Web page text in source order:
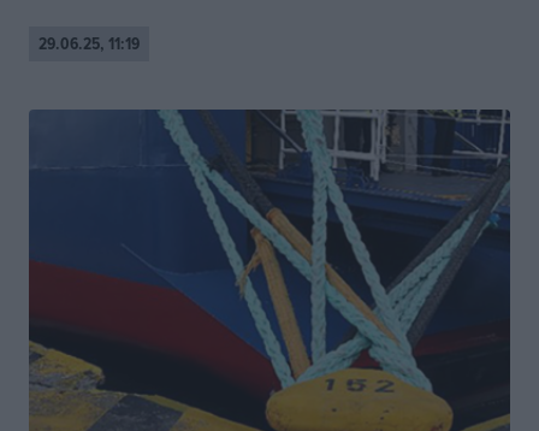
29.06.25, 11:19